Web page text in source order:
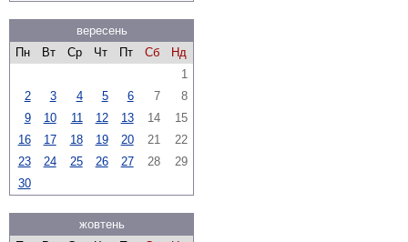
вересень
Пн
Вт Ср Чт Пт Сб
Нд
1
2
3 4 5 6 7
8
9
10 11 12 13 14
15
16
17 18 19 20 21
22
23
24 25 26 27 28
29
30
жовтень